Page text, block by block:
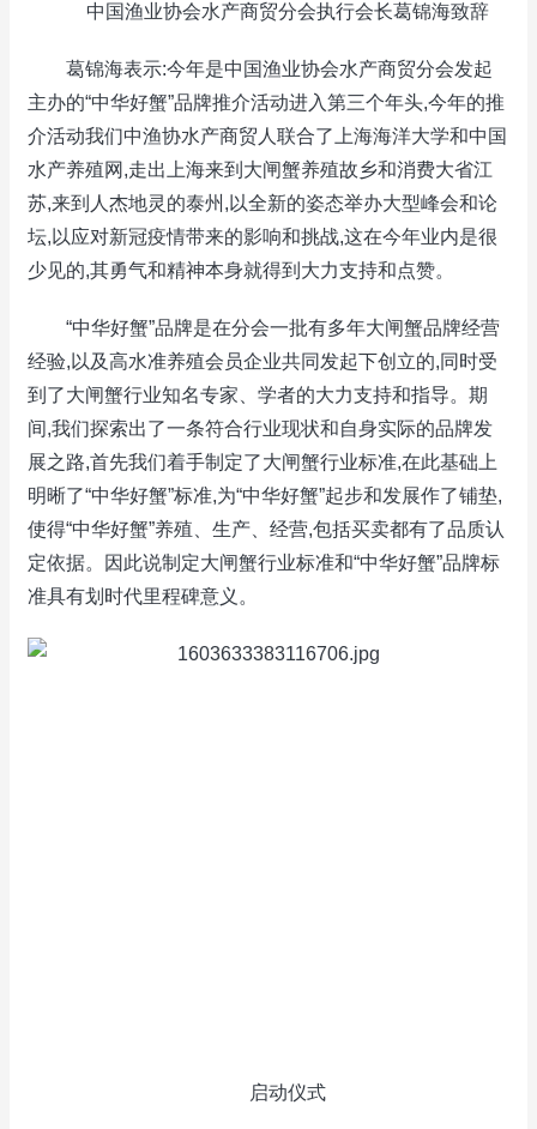
中国渔业协会水产商贸分会执行会长葛锦海致辞
葛锦海表示:今年是中国渔业协会水产商贸分会发起
主办的“中华好蟹”品牌推介活动进入第三个年头,今年的推
介活动我们中渔协水产商贸人联合了上海海洋大学和中国
水产养殖网,走出上海来到大闸蟹养殖故乡和消费大省江
苏,来到人杰地灵的泰州,以全新的姿态举办大型峰会和论
坛,以应对新冠疫情带来的影响和挑战,这在今年业内是很
少见的,其勇气和精神本身就得到大力支持和点赞。
“中华好蟹”品牌是在分会一批有多年大闸蟹品牌经营
经验,以及高水准养殖会员企业共同发起下创立的,同时受
到了大闸蟹行业知名专家、学者的大力支持和指导。期
间,我们探索出了一条符合行业现状和自身实际的品牌发
展之路,首先我们着手制定了大闸蟹行业标准,在此基础上
明晰了“中华好蟹”标准,为“中华好蟹”起步和发展作了铺垫,
使得“中华好蟹”养殖、生产、经营,包括买卖都有了品质认
定依据。因此说制定大闸蟹行业标准和“中华好蟹”品牌标
准具有划时代里程碑意义。
启动仪式